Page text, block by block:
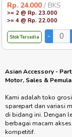
Rp. 24.000 / BKS
>= 2 @ Rp. 23.000
>= 4 @ Rp. 22.000
Stok Tersedia
Asian Accessory -
Motor, Sales & Pemula
Kami adalah toko
sparepart dan variasi
di bidang ini. Dengan
berbagai macam
kompetitif.